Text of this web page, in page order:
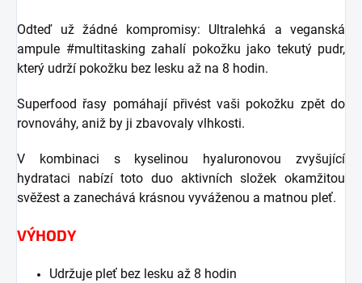
Odteď už žádné kompromisy: Ultralehká a veganská
ampule #multitasking zahalí pokožku jako tekutý pudr,
který udrží pokožku bez lesku až na 8 hodin.
Superfood řasy pomáhají přivést vaši pokožku zpět do
rovnováhy, aniž by ji zbavovaly vlhkosti.
V kombinaci s kyselinou hyaluronovou zvyšující
hydrataci nabízí toto duo aktivních složek okamžitou
svěžest a zanechává krásnou vyváženou a matnou pleť.
VÝHODY
Udržuje pleť bez lesku až 8 hodin